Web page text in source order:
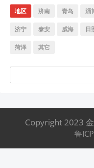
地区 济南 青岛 淄
济宁 泰安 威海 日
菏泽 其它
Copyright 2023
鲁